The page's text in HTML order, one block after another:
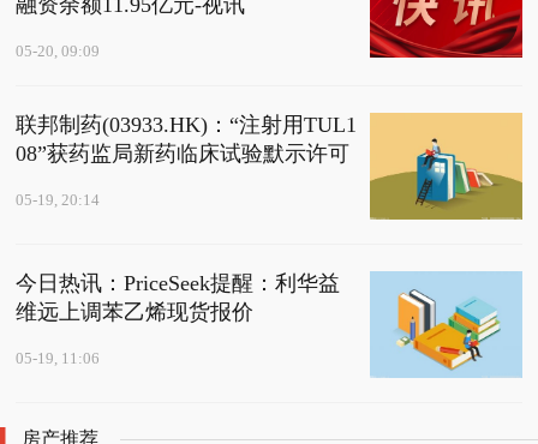
05-20, 09:09
联邦制药(03933.HK)：“注射用TUL1
08”获药监局新药临床试验默示许可
05-19, 20:14
今日热讯：PriceSeek提醒：利华益
维远上调苯乙烯现货报价
05-19, 11:06
房产推荐